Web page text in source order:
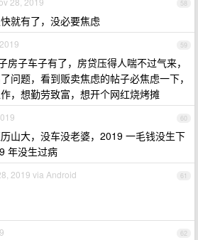
58
就有了，没必要焦虑
59
房子车子有了，房贷压得人喘不过气来，
问题，看到贩卖焦虑的帖子必焦虑一下，
，想勤劳致富，想开个网红烧烤摊
60
山大，没车没老婆，2019 一毛钱没生下
年没生过病
61
2019 via Android
62